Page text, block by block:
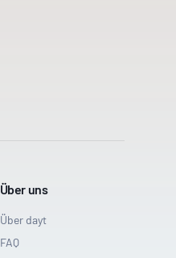
Über uns
Über dayt
FAQ